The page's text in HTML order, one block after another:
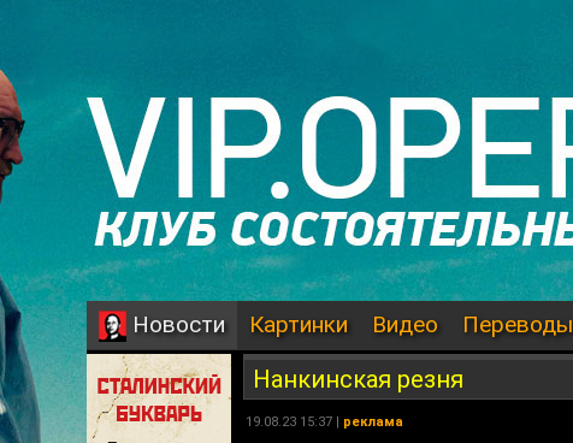
Новости Картинки Видео Переводы
Нанкинская резня
19.08.23 15:37 | реклама